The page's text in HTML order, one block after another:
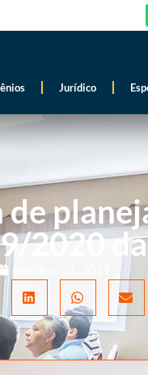
Jurídico
2020 da
outubro 21, 2019